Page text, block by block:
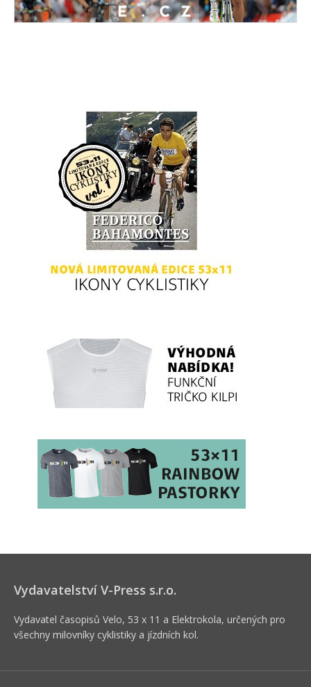
Vydavatelství V-Press s.r.o.
Vydavatel časopisů Velo, 53 x 11 a Elektrokola, určených pro
všechny milovníky cyklistiky a jízdních kol.